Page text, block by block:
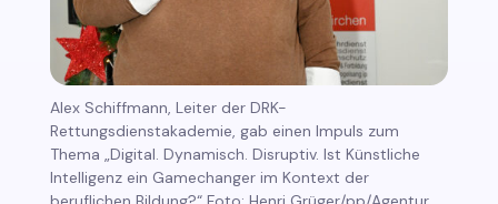
Alex Schiffmann, Leiter der DRK-
Rettungsdienstakademie, gab einen Impuls zum
Thema „Digital. Dynamisch. Disruptiv. Ist Künstliche
Intelligenz ein Gamechanger im Kontext der